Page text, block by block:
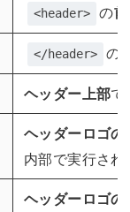
<header> の前
</header> の
ヘッダー上部で
ヘッダーロゴの
内部で実行され
ヘッダーロゴの